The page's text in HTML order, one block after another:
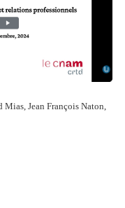
Jean François Naton,